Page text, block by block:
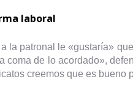
laboral
la patronal le «gustaría»
coma de lo acordado»,
creemos que es bueno